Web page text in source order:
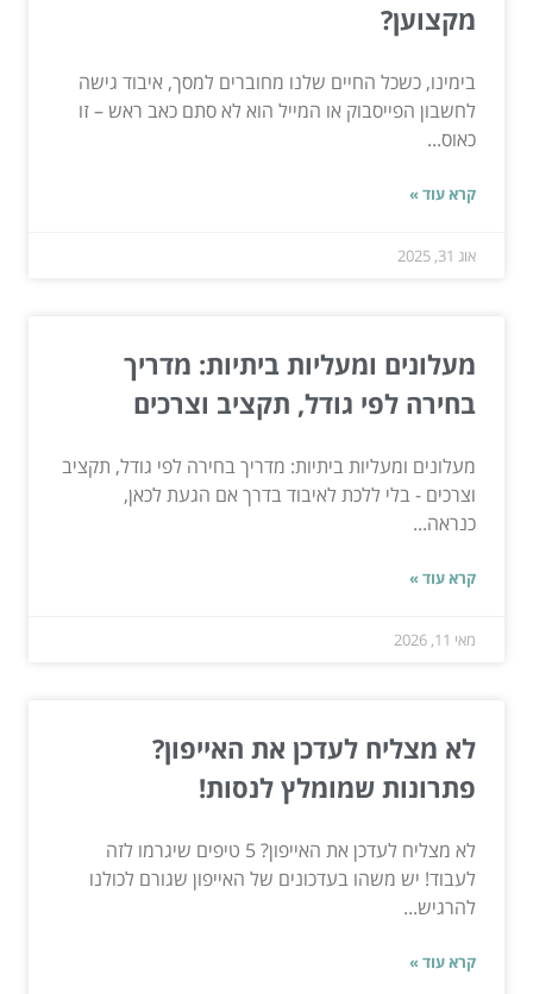
מקצוען?
בימינו, כשכל החיים שלנו מחוברים למסך, איבוד גישה
לחשבון הפייסבוק או המייל הוא לא סתם כאב ראש – זו
כאוס...
קרא עוד »
אוג 31, 2025
מעלונים ומעליות ביתיות: מדריך
בחירה לפי גודל, תקציב וצרכים
מעלונים ומעליות ביתיות: מדריך בחירה לפי גודל, תקציב
וצרכים - בלי ללכת לאיבוד בדרך אם הגעת לכאן,
כנראה...
קרא עוד »
מאי 11, 2026
לא מצליח לעדכן את האייפון?
פתרונות שמומלץ לנסות!
לא מצליח לעדכן את האייפון? 5 טיפים שיגרמו לזה
לעבוד! יש משהו בעדכונים של האייפון שגורם לכולנו
להרגיש...
קרא עוד »